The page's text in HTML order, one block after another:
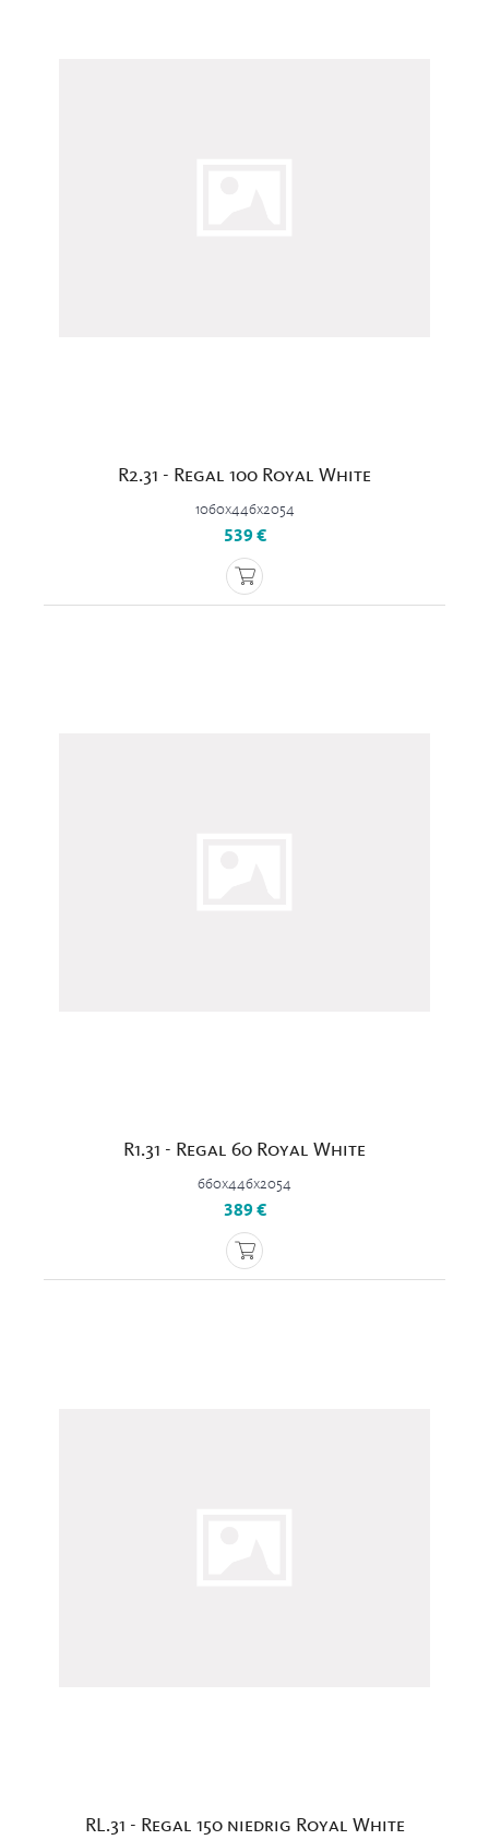
R2.31 - Regal 100 Royal White
1060x446x2054
539 €
R1.31 - Regal 60 Royal White
660x446x2054
389 €
RL.31 - Regal 150 niedrig Royal White